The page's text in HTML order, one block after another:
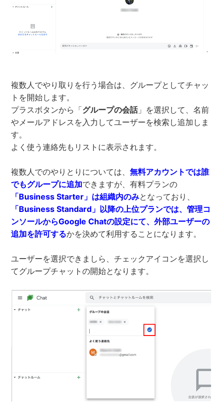
複数人でやり取りを行う場合は、グループとしてチャッ
トを開始します。
プラスボタンから「グループの会話」を選択して、名前
やメールアドレスを入力してユーザーを検索し追加しま
す。
よく使う連絡先もリストに表示されます。
複数人でのやりとりについては、無料アカウントでは誰
でもグループに追加できますが、有料プランの
「Business Starter」は組織内のみとなっており、
「Business Standard」以降の上位プランでは、管理コ
ンソールからGoogle Chatの設定にて、外部ユーザーの
追加を許可するかを決めて利用することになります。
ユーザーを選択できましら、チェックアイコンを選択し
てグループチャットの開始となります。